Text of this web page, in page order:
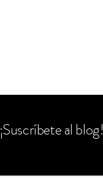
¡Suscríbete al blog!